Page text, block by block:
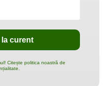
Citește politica noastră de